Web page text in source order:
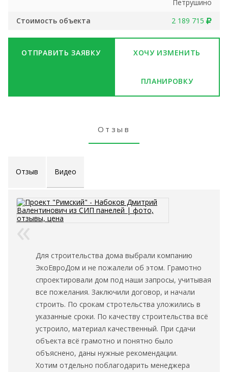
Петрушино
Стоимость объекта
2 189 715
ХОЧУ ИЗМЕНИТЬ
ПЛАНИРОВКУ
ОТПРАВИТЬ ЗАЯВКУ
Отзыв
Отзыв Видео
Для строительства дома выбрали компанию
ЭкоЕвроДом и не пожалели об этом. Грамотно
спроектировали дом под наши запросы, учитывая
все пожелания. Заключили договор, и начали
строить. По срокам стротельства уложились в
указанные сроки. По качеству строительства всё
устроило, материал качественный. При сдачи
объекта всё грамотно и понятно было
объяснено, даны нужные рекомендации.
Хотим отдельно поблагодарить менеджера